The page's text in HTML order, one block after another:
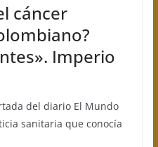
cáncer
Imperio
del diario El Mundo
sanitaria que conocía